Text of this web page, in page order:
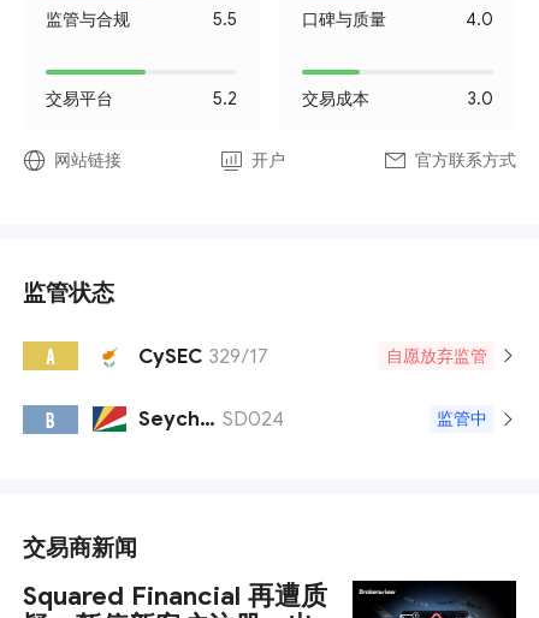
监管与合规 5.5 口碑与质量 4.0
交易平台 5.2 交易成本 3.0
网站链接 开户 官方联系方式
监管状态
A CySEC 329/17 自愿放弃监管
B Seychelles FSA SD024 监管中
交易商新闻
Squared Financial 再遭质